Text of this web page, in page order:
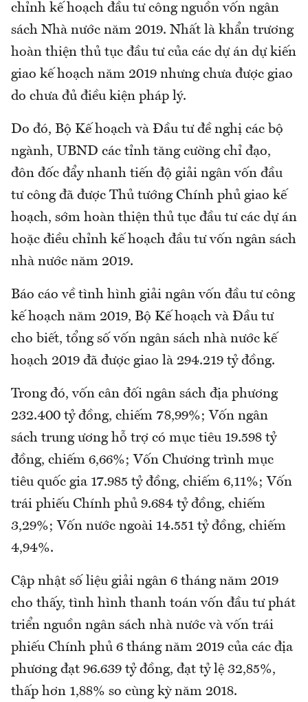
chỉnh kế hoạch đầu tư công nguồn vốn ngân
sách Nhà nước năm 2019. Nhất là khẩn trương
hoàn thiện thủ tục đầu tư của các dự án dự kiến
giao kế hoạch năm 2019 nhưng chưa được giao
do chưa đủ điều kiện pháp lý.
Do đó, Bộ Kế hoạch và Đầu tư đề nghị các bộ
ngành, UBND các tỉnh tăng cường chỉ đạo,
đôn đốc đẩy nhanh tiến độ giải ngân vốn đầu
tư công đã được Thủ tướng Chính phủ giao kế
hoạch, sớm hoàn thiện thủ tục đầu tư các dự án
hoặc điều chỉnh kế hoạch đầu tư vốn ngân sách
nhà nước năm 2019.
Báo cáo về tình hình giải ngân vốn đầu tư công
kế hoạch năm 2019, Bộ Kế hoạch và Đầu tư
cho biết, tổng số vốn ngân sách nhà nước kế
hoạch 2019 đã được giao là 294.219 tỷ đồng.
Trong đó, vốn cân đối ngân sách địa phương
232.400 tỷ đồng, chiếm 78,99%; Vốn ngân
sách trung ương hỗ trợ có mục tiêu 19.598 tỷ
đồng, chiếm 6,66%; Vốn Chương trình mục
tiêu quốc gia 17.985 tỷ đồng, chiếm 6,11%; Vốn
trái phiếu Chính phủ 9.684 tỷ đồng, chiếm
3,29%; Vốn nước ngoài 14.551 tỷ đồng, chiếm
4,94%.
Cập nhật số liệu giải ngân 6 tháng năm 2019
cho thấy, tình hình thanh toán vốn đầu tư phát
triển nguồn ngân sách nhà nước và vốn trái
phiếu Chính phủ 6 tháng năm 2019 của các địa
phương đạt 96.639 tỷ đồng, đạt tỷ lệ 32,85%,
thấp hơn 1,88% so cùng kỳ năm 2018.